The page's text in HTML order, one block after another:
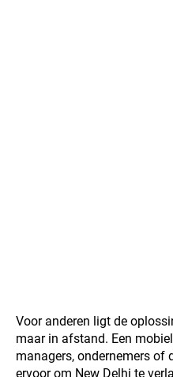
Voor anderen ligt de
maar in afstand. Een
managers, ondernemers of
ervoor om New Delhi te